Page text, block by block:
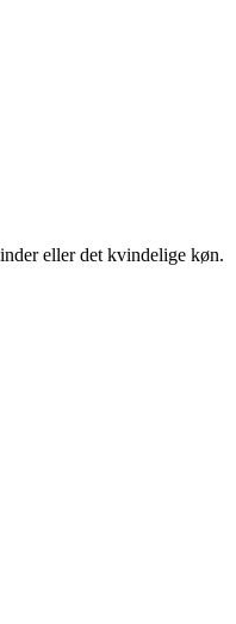
eller det kvindelige køn.